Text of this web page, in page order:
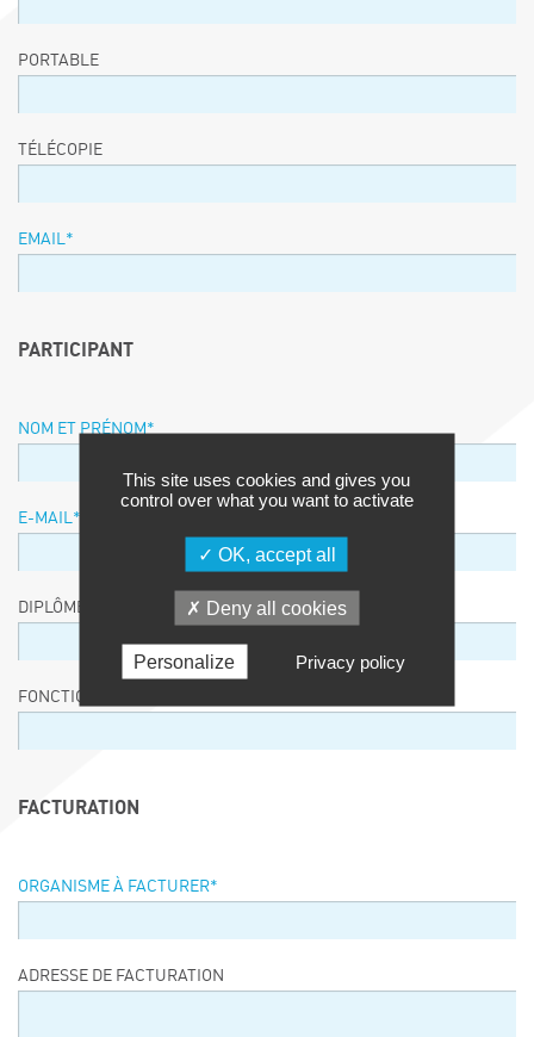
PORTABLE
TÉLÉCOPIE
EMAIL *
PARTICIPANT
NOM ET PRÉNOM *
E-MAIL *
DIPLÔME / EQUIVALENCE / NIVEAU
FONCTION
FACTURATION
ORGANISME À FACTURER*
ADRESSE DE FACTURATION
This site uses cookies and gives you
control over what you want to activate
OK, accept all
Deny all cookies
Personalize Privacy policy